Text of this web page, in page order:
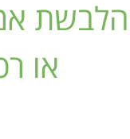
הלבשת
או